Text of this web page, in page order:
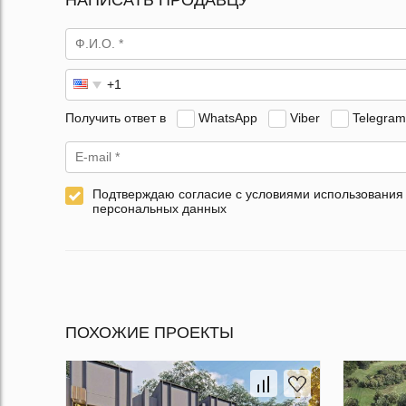
Получить ответ в WhatsApp Viber Telegram
Подтверждаю согласие с условиями использования
персональных данных
ПОХОЖИЕ ПРОЕКТЫ